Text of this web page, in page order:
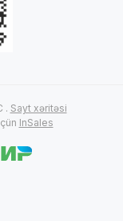
. Sayt xəritəsi
InSales